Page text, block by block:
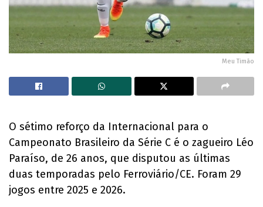
Meu Timão
O sétimo reforço da Internacional para o
Campeonato Brasileiro da Série C é o zagueiro Léo
Paraíso, de 26 anos, que disputou as últimas
duas temporadas pelo Ferroviário/CE. Foram 29
jogos entre 2025 e 2026.